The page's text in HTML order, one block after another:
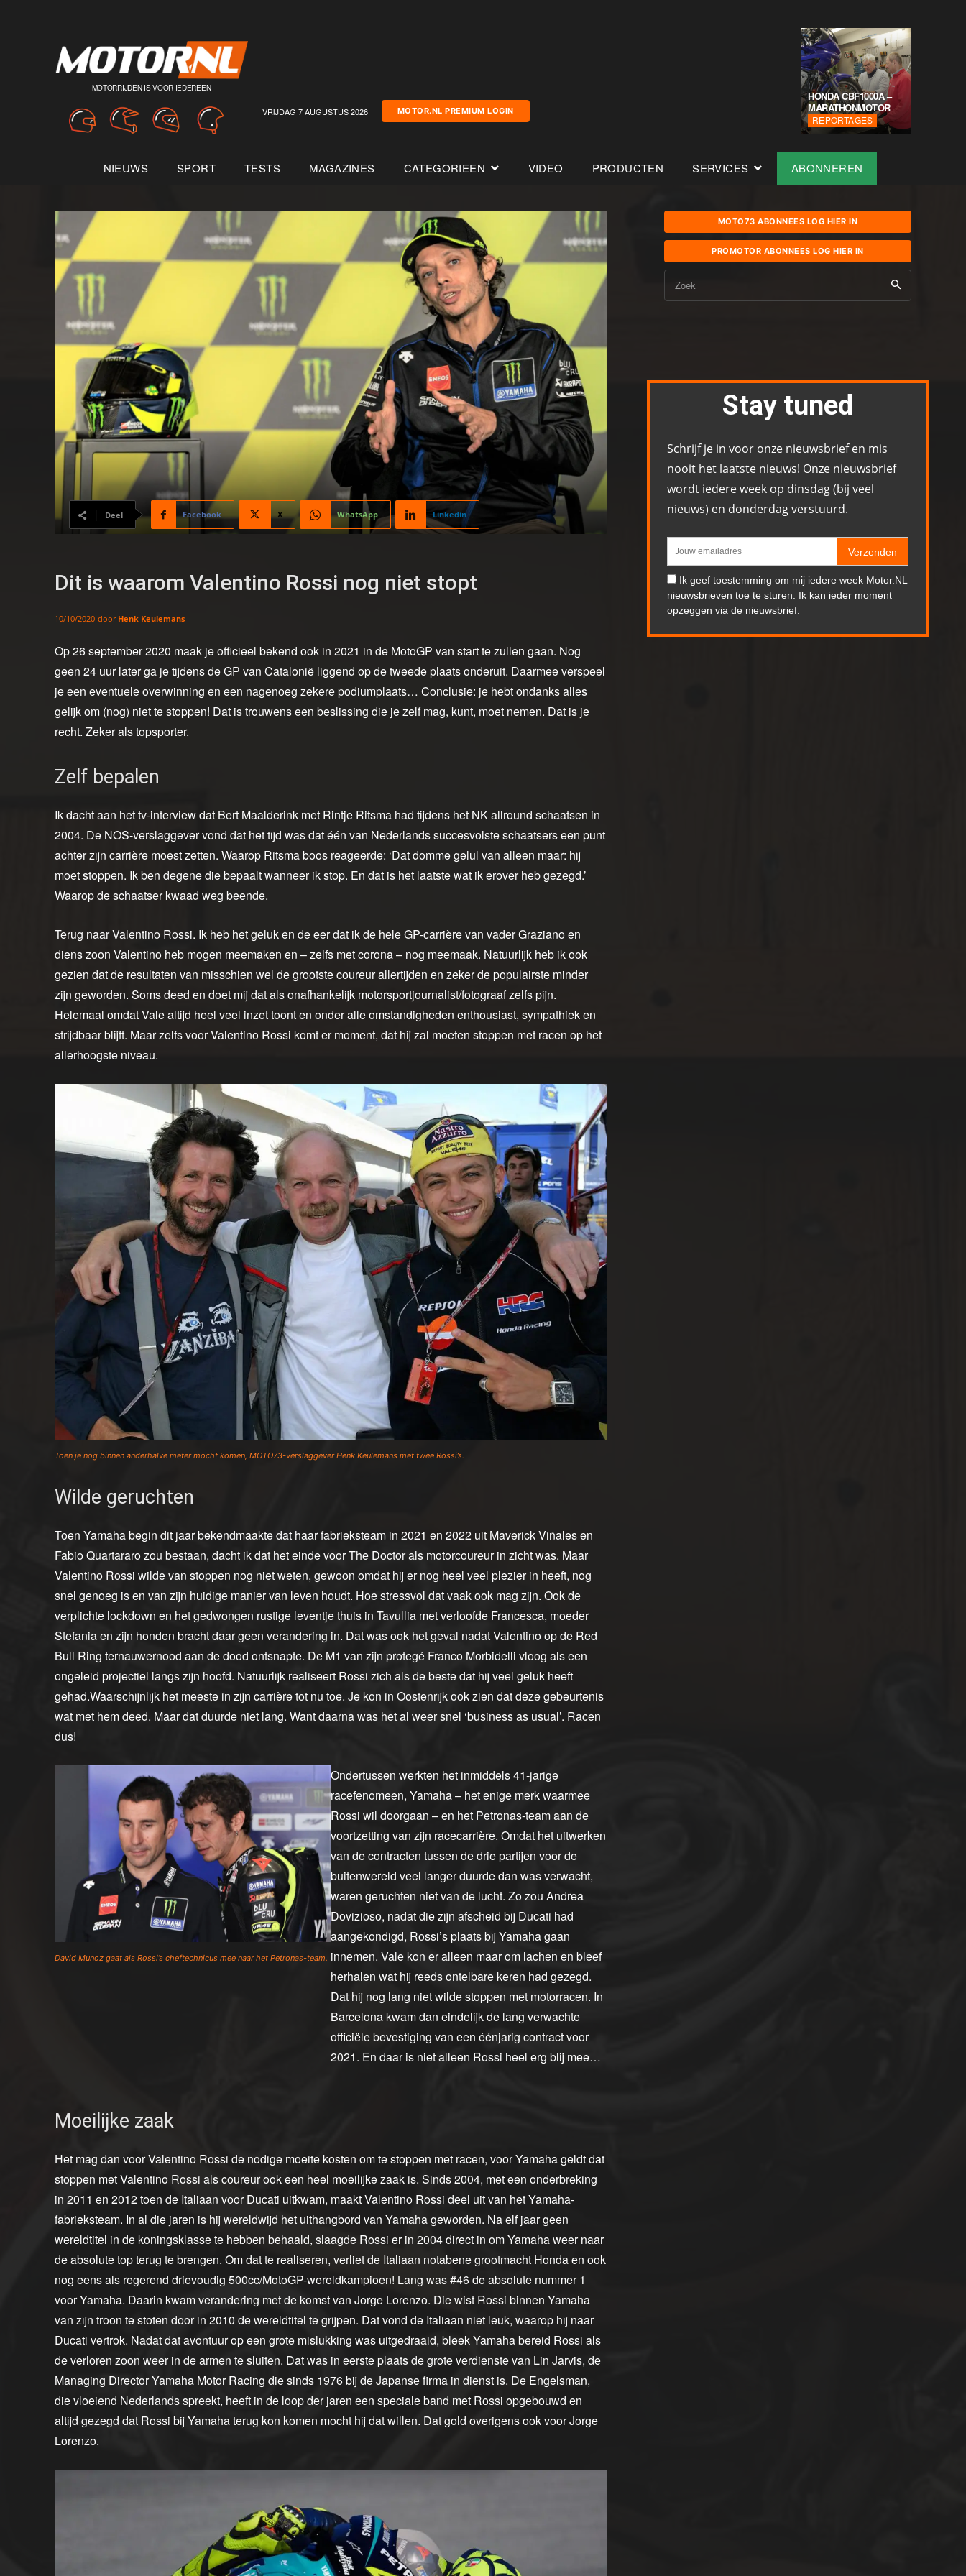
MOTORRIJDEN IS VOOR IEDEREEN
VRIJDAG 7 AUGUSTUS 2026 MOTOR.NL PREMIUM LOGIN
HONDA CBF1000A –
MARATHONMOTOR
REPORTAGES
NIEUWS SPORT TESTS MAGAZINES CATEGORIEEN VIDEO PRODUCTEN SERVICES ABONNEREN
Deel Facebook X WhatsApp Linkedin
Dit is waarom Valentino Rossi nog niet stopt
10/10/2020 door Henk Keulemans
Op 26 september 2020 maak je officieel bekend ook in 2021 in de MotoGP van start te zullen gaan. Nog
geen 24 uur later ga je tijdens de GP van Catalonië liggend op de tweede plaats onderuit. Daarmee verspeel
je een eventuele overwinning en een nagenoeg zekere podiumplaats… Conclusie: je hebt ondanks alles
gelijk om (nog) niet te stoppen! Dat is trouwens een beslissing die je zelf mag, kunt, moet nemen. Dat is je
recht. Zeker als topsporter.
Zelf bepalen
Ik dacht aan het tv-interview dat Bert Maalderink met Rintje Ritsma had tijdens het NK allround schaatsen in
2004. De NOS-verslaggever vond dat het tijd was dat één van Nederlands succesvolste schaatsers een punt
achter zijn carrière moest zetten. Waarop Ritsma boos reageerde: ‘Dat domme gelul van alleen maar: hij
moet stoppen. Ik ben degene die bepaalt wanneer ik stop. En dat is het laatste wat ik erover heb gezegd.’
Waarop de schaatser kwaad weg beende.
Terug naar Valentino Rossi. Ik heb het geluk en de eer dat ik de hele GP-carrière van vader Graziano en
diens zoon Valentino heb mogen meemaken en – zelfs met corona – nog meemaak. Natuurlijk heb ik ook
gezien dat de resultaten van misschien wel de grootste coureur allertijden en zeker de populairste minder
zijn geworden. Soms deed en doet mij dat als onafhankelijk motorsportjournalist/fotograaf zelfs pijn.
Helemaal omdat Vale altijd heel veel inzet toont en onder alle omstandigheden enthousiast, sympathiek en
strijdbaar blijft. Maar zelfs voor Valentino Rossi komt er moment, dat hij zal moeten stoppen met racen op het
allerhoogste niveau.
Toen je nog binnen anderhalve meter mocht komen, MOTO73-verslaggever Henk Keulemans met twee Rossi’s.
Wilde geruchten
Toen Yamaha begin dit jaar bekendmaakte dat haar fabrieksteam in 2021 en 2022 uit Maverick Viñales en
Fabio Quartararo zou bestaan, dacht ik dat het einde voor The Doctor als motorcoureur in zicht was. Maar
Valentino Rossi wilde van stoppen nog niet weten, gewoon omdat hij er nog heel veel plezier in heeft, nog
snel genoeg is en van zijn huidige manier van leven houdt. Hoe stressvol dat vaak ook mag zijn. Ook de
verplichte lockdown en het gedwongen rustige leventje thuis in Tavullia met verloofde Francesca, moeder
Stefania en zijn honden bracht daar geen verandering in. Dat was ook het geval nadat Valentino op de Red
Bull Ring ternauwernood aan de dood ontsnapte. De M1 van zijn protegé Franco Morbidelli vloog als een
ongeleid projectiel langs zijn hoofd. Natuurlijk realiseert Rossi zich als de beste dat hij veel geluk heeft
gehad.Waarschijnlijk het meeste in zijn carrière tot nu toe. Je kon in Oostenrijk ook zien dat deze gebeurtenis
wat met hem deed. Maar dat duurde niet lang. Want daarna was het al weer snel ‘business as usual’. Racen
dus!
David Munoz gaat als Rossi’s cheftechnicus mee naar het Petronas-team.
Ondertussen werkten het inmiddels 41-jarige
racefenomeen, Yamaha – het enige merk waarmee
Rossi wil doorgaan – en het Petronas-team aan de
voortzetting van zijn racecarrière. Omdat het uitwerken
van de contracten tussen de drie partijen voor de
buitenwereld veel langer duurde dan was verwacht,
waren geruchten niet van de lucht. Zo zou Andrea
Dovizioso, nadat die zijn afscheid bij Ducati had
aangekondigd, Rossi’s plaats bij Yamaha gaan
innemen. Vale kon er alleen maar om lachen en bleef
herhalen wat hij reeds ontelbare keren had gezegd.
Dat hij nog lang niet wilde stoppen met motorracen. In
Barcelona kwam dan eindelijk de lang verwachte
officiële bevestiging van een éénjarig contract voor
2021. En daar is niet alleen Rossi heel erg blij mee…
Moeilijke zaak
Het mag dan voor Valentino Rossi de nodige moeite kosten om te stoppen met racen, voor Yamaha geldt dat
stoppen met Valentino Rossi als coureur ook een heel moeilijke zaak is. Sinds 2004, met een onderbreking
in 2011 en 2012 toen de Italiaan voor Ducati uitkwam, maakt Valentino Rossi deel uit van het Yamaha-
fabrieksteam. In al die jaren is hij wereldwijd het uithangbord van Yamaha geworden. Na elf jaar geen
wereldtitel in de koningsklasse te hebben behaald, slaagde Rossi er in 2004 direct in om Yamaha weer naar
de absolute top terug te brengen. Om dat te realiseren, verliet de Italiaan notabene grootmacht Honda en ook
nog eens als regerend drievoudig 500cc/MotoGP-wereldkampioen! Lang was #46 de absolute nummer 1
voor Yamaha. Daarin kwam verandering met de komst van Jorge Lorenzo. Die wist Rossi binnen Yamaha
van zijn troon te stoten door in 2010 de wereldtitel te grijpen. Dat vond de Italiaan niet leuk, waarop hij naar
Ducati vertrok. Nadat dat avontuur op een grote mislukking was uitgedraaid, bleek Yamaha bereid Rossi als
de verloren zoon weer in de armen te sluiten. Dat was in eerste plaats de grote verdienste van Lin Jarvis, de
Managing Director Yamaha Motor Racing die sinds 1976 bij de Japanse firma in dienst is. De Engelsman,
die vloeiend Nederlands spreekt, heeft in de loop der jaren een speciale band met Rossi opgebouwd en
altijd gezegd dat Rossi bij Yamaha terug kon komen mocht hij dat willen. Dat gold overigens ook voor Jorge
Lorenzo.
MOTO73 ABONNEES LOG HIER IN
PROMOTOR ABONNEES LOG HIER IN
Zoek
Stay tuned
Schrijf je in voor onze nieuwsbrief en mis
nooit het laatste nieuws! Onze nieuwsbrief
wordt iedere week op dinsdag (bij veel
nieuws) en donderdag verstuurd.
Verzenden
Ik geef toestemming om mij iedere week Motor.NL
nieuwsbrieven toe te sturen. Ik kan ieder moment
opzeggen via de nieuwsbrief.